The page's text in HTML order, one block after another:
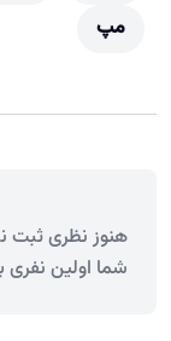
مپ
هنوز نظری ثبت
شما اولین